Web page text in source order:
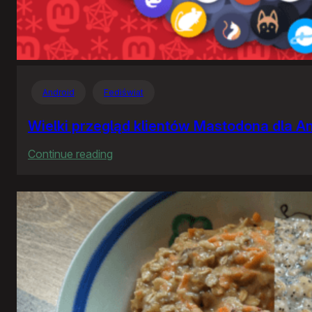
Android Fediświat
Wielki przegląd klientów Mastodona dla
Continue reading
przegląd
klientów
Mastodona
dla
Androida